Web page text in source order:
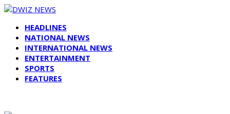
HEADLINES
NATIONAL NEWS
INTERNATIONAL NEWS
ENTERTAINMENT
SPORTS
FEATURES